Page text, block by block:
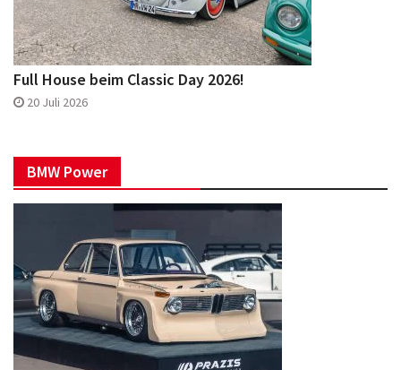
Full House beim Classic Day 2026!
20 Juli 2026
BMW Power